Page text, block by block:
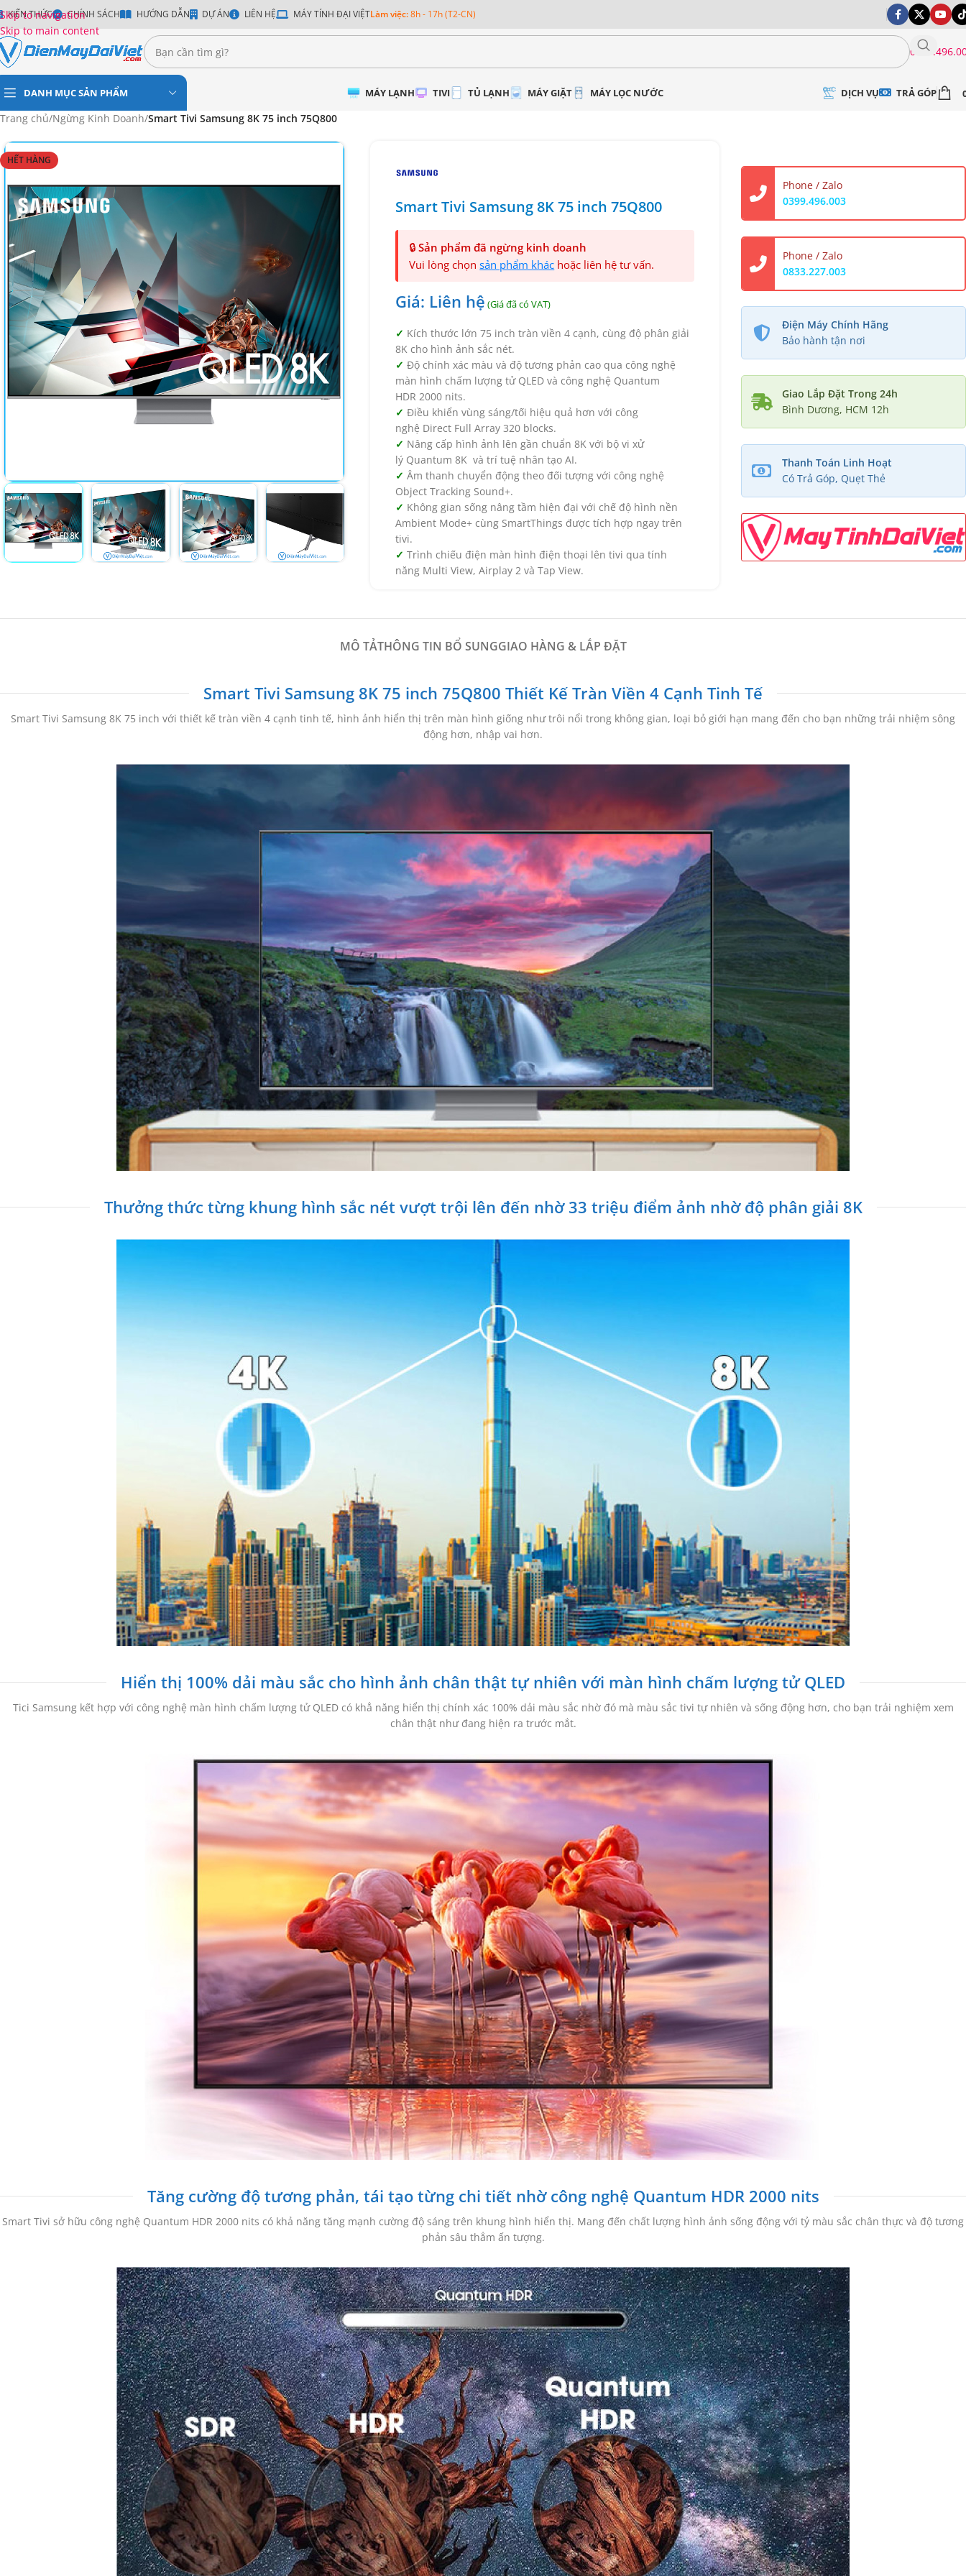
Skip to navigation
Skip to main content
KIẾN THỨC CHÍNH SÁCH HƯỚNG DẪN DỰ ÁN LIÊN HỆ MÁY TÍNH ĐẠI VIỆTLàm việc:8h - 17h (T2-CN)
DANH MỤC SẢN PHẨM MÁY LẠNH TIVI TỦ LẠNH MÁY GIẶT MÁY LỌC NƯỚC DỊCH VỤ TRẢ GÓP
Trang chủ/Ngừng Kinh Doanh/Smart Tivi Samsung 8K 75 inch 75Q800
HẾT HÀNG
Smart Tivi Samsung 8K 75 inch 75Q800
🔒Sản phẩm đã ngừng kinh doanh
Vui lòng chọnsản phẩm khác hoặc liên hệ tư vấn.
Giá: Liên hệ
Kích thước lớn 75 inch tràn viền 4 cạnh, cùng độ phân giải
8K cho hình ảnh sắc nét.
Độ chính xác màu và độ tương phản cao qua công nghệ
màn hình chấm lượng tử QLED và công nghệ Quantum
HDR 2000 nits.
Điều khiển vùng sáng/tối hiệu quả hơn với công
nghệ Direct Full Array 320 blocks.
Nâng cấp hình ảnh lên gần chuẩn 8K với bộ vi xử
lý Quantum 8K và trí tuệ nhân tạo AI.
Âm thanh chuyển động theo đối tượng với công nghệ
Object Tracking Sound+.
Không gian sống nâng tầm hiện đại với chế độ hình nền
Ambient Mode+ cùng SmartThings được tích hợp ngay trên
tivi.
Trình chiếu điện màn hình điện thoại lên tivi qua tính
năng Multi View, Airplay 2 và Tap View.
Phone / Zalo
0399.496.003
Phone / Zalo
0833.227.003
Điện Máy Chính Hãng
Bảo hành tận nơi
Giao Lắp Đặt Trong 24h
Bình Dương, HCM 12h
Thanh Toán Linh Hoạt
Có Trả Góp, Quẹt Thẻ
MÔ TẢTHÔNG TIN BỔ SUNGGIAO HÀNG & LẮP ĐẶT
Smart Tivi Samsung 8K 75 inch 75Q800 Thiết Kế Tràn Viền 4 Cạnh Tinh Tế
Smart Tivi Samsung 8K 75 inch với thiết kế tràn viền 4 cạnh tinh tế, hình ảnh hiển thị trên màn hình giống như trôi nổi trong không gian, loại bỏ giới hạn mang đến cho bạn những trải nhiệm sông
động hơn, nhập vai hơn.
Thưởng thức từng khung hình sắc nét vượt trội lên đến nhờ 33 triệu điểm ảnh nhờ độ phân giải 8K
Hiển thị 100% dải màu sắc cho hình ảnh chân thật tự nhiên với màn hình chấm lượng tử QLED
Tici Samsung kết hợp với công nghệ màn hình chấm lượng tử QLED có khẳ năng hiển thị chính xác 100% dải màu sắc nhờ đó mà màu sắc tivi tự nhiên và sống động hơn, cho bạn trải nghiệm xem
chân thật như đang hiện ra trước mắt.
Tăng cường độ tương phản, tái tạo từng chi tiết nhờ công nghệ Quantum HDR 2000 nits
Smart Tivi sở hữu công nghệ Quantum HDR 2000 nits có khả năng tăng mạnh cường độ sáng trên khung hình hiển thị. Mang đến chất lượng hình ảnh sống động với tỷ màu sắc chân thực và độ tương
phản sâu thẳm ấn tượng.